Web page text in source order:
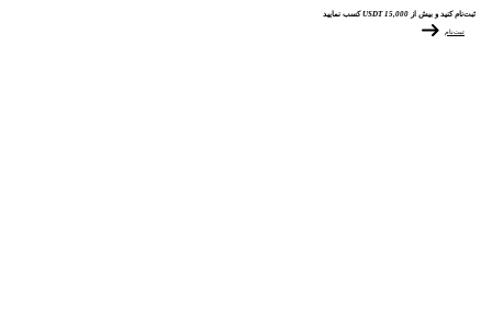
ثبت‌نام کنید و بیش از 15,000 USDT کسب نمایید
ثبت‌نام